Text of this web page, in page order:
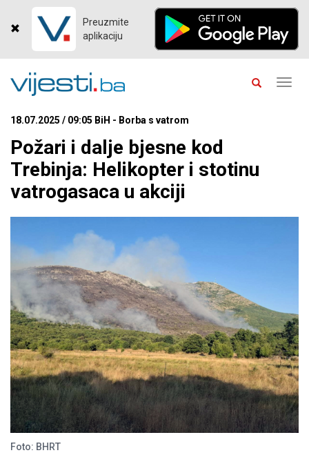
Preuzmite
aplikaciju
18.07.2025 / 09:05 BiH - Borba s vatrom
Požari i dalje bjesne kod
Trebinja: Helikopter i stotinu
vatrogasaca u akciji
Foto: BHRT